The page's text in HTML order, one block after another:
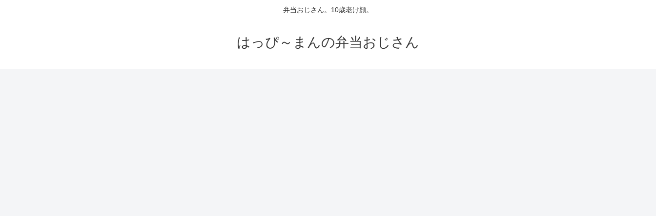
弁当おじさん。10歳老け顔。
はっぴ～まんの弁当おじさん